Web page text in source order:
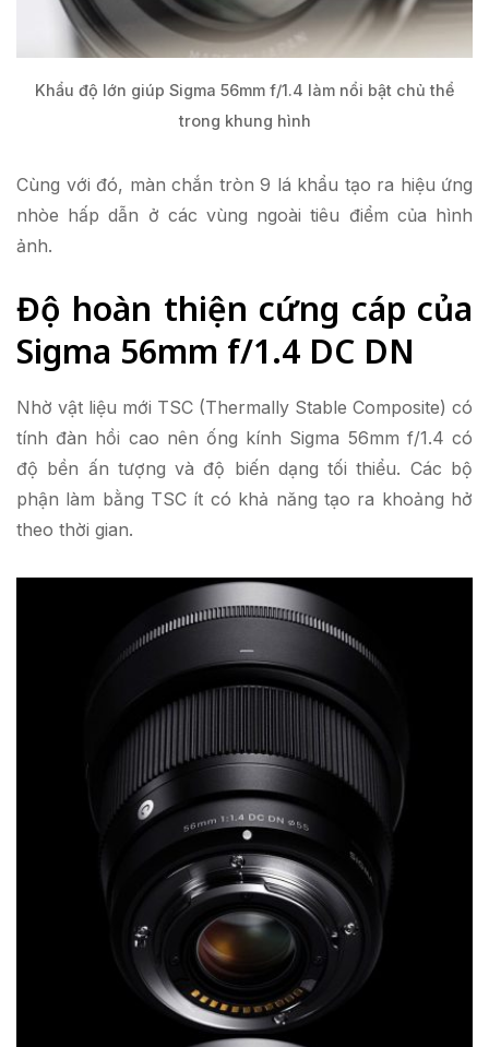
Khẩu độ lớn giúp Sigma 56mm f/1.4 làm nổi bật chủ thể
trong khung hình
Cùng với đó, màn chắn tròn 9 lá khẩu tạo ra hiệu ứng
nhòe hấp dẫn ở các vùng ngoài tiêu điểm của hình
ảnh.
Độ hoàn thiện cứng cáp của
Sigma 56mm f/1.4 DC DN
Nhờ vật liệu mới TSC (Thermally Stable Composite) có
tính đàn hồi cao nên ống kính Sigma 56mm f/1.4 có
độ bền ấn tượng và độ biến dạng tối thiểu. Các bộ
phận làm bằng TSC ít có khả năng tạo ra khoảng hở
theo thời gian.